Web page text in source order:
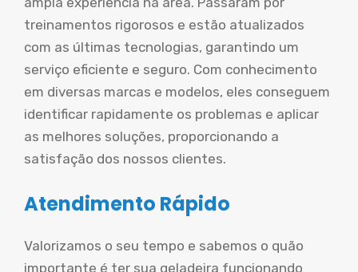
treinamentos rigorosos e estão atualizados
com as últimas tecnologias, garantindo um
serviço eficiente e seguro. Com conhecimento
em diversas marcas e modelos, eles conseguem
identificar rapidamente os problemas e aplicar
as melhores soluções, proporcionando a
satisfação dos nossos clientes.
Atendimento Rápido
Valorizamos o seu tempo e sabemos o quão
importante é ter sua geladeira funcionando